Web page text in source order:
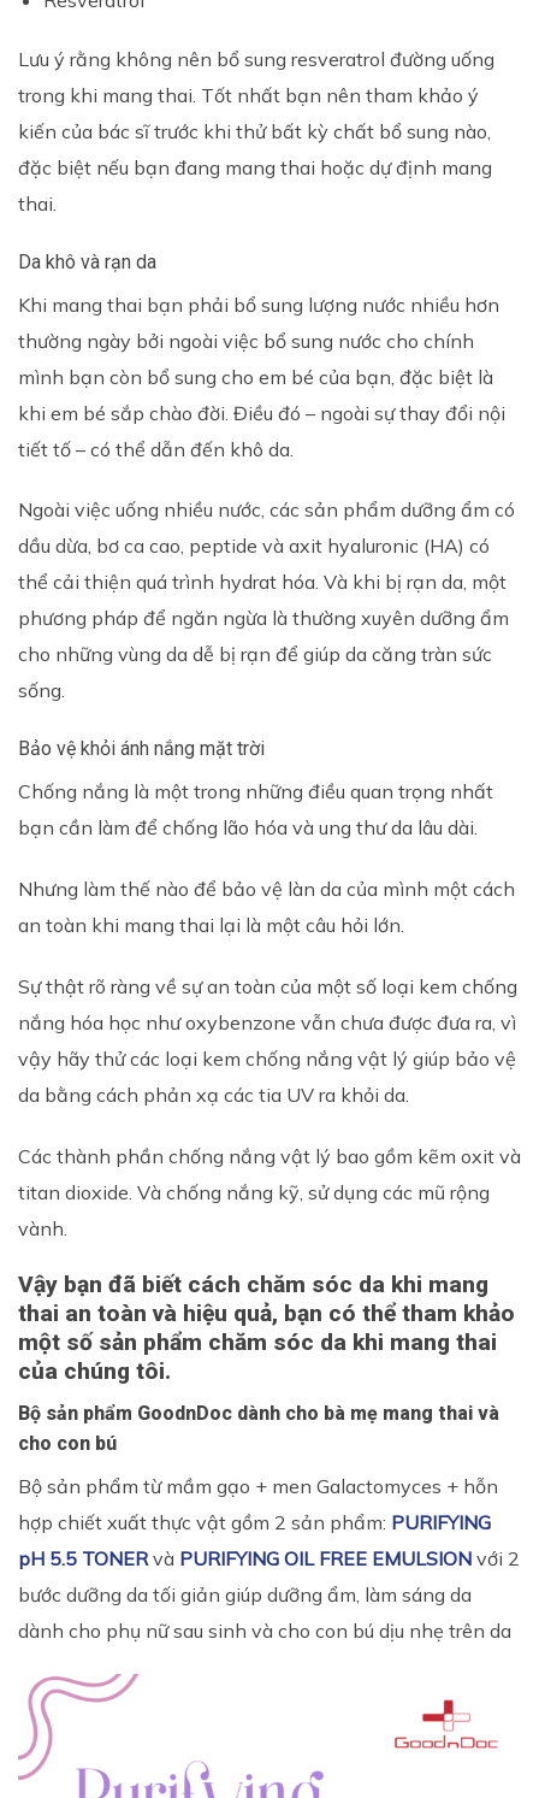
Lưu ý rằng không nên bổ sung resveratrol đường uống
trong khi mang thai. Tốt nhất bạn nên tham khảo ý
kiến của bác sĩ trước khi thử bất kỳ chất bổ sung nào,
đặc biệt nếu bạn đang mang thai hoặc dự định mang
thai.
Da khô và rạn da
Khi mang thai bạn phải bổ sung lượng nước nhiều hơn
thường ngày bởi ngoài việc bổ sung nước cho chính
mình bạn còn bổ sung cho em bé của bạn, đặc biệt là
khi em bé sắp chào đời. Điều đó – ngoài sự thay đổi nội
tiết tố – có thể dẫn đến khô da.
Ngoài việc uống nhiều nước, các sản phẩm dưỡng ẩm có
dầu dừa, bơ ca cao, peptide và axit hyaluronic (HA) có
thể cải thiện quá trình hydrat hóa. Và khi bị rạn da, một
phương pháp để ngăn ngừa là thường xuyên dưỡng ẩm
cho những vùng da dễ bị rạn để giúp da căng tràn sức
sống.
Bảo vệ khỏi ánh nắng mặt trời
Chống nắng là một trong những điều quan trọng nhất
bạn cần làm để chống lão hóa và ung thư da lâu dài.
Nhưng làm thế nào để bảo vệ làn da của mình một cách
an toàn khi mang thai lại là một câu hỏi lớn.
Sự thật rõ ràng về sự an toàn của một số loại kem chống
nắng hóa học như oxybenzone vẫn chưa được đưa ra, vì
vậy hãy thử các loại kem chống nắng vật lý giúp bảo vệ
da bằng cách phản xạ các tia UV ra khỏi da.
Các thành phần chống nắng vật lý bao gồm kẽm oxit và
titan dioxide. Và chống nắng kỹ, sử dụng các mũ rộng
vành.
Vậy bạn đã biết cách chăm sóc da khi mang
thai an toàn và hiệu quả, bạn có thể tham khảo
một số sản phẩm chăm sóc da khi mang thai
của chúng tôi.
Bộ sản phẩm GoodnDoc dành cho bà mẹ mang thai và
cho con bú
Bộ sản phẩm từ mầm gạo + men Galactomyces + hỗn
hợp chiết xuất thực vật gồm 2 sản phẩm: PURIFYING
pH 5.5 TONERvà PURIFYING OIL FREE EMULSION với 2
bước dưỡng da tối giản giúp dưỡng ẩm, làm sáng da
dành cho phụ nữ sau sinh và cho con bú dịu nhẹ trên da